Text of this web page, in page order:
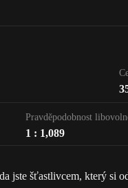
Pravděpodobnost
1 : 1,089
jste šťastlivcem, který si